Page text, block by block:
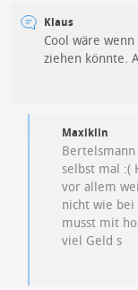
Klaus
Cool wäre
ziehen könnte.
Maxiklin
selbst mal :(
vor allem
nicht wie bei
musst mit
viel Geld s